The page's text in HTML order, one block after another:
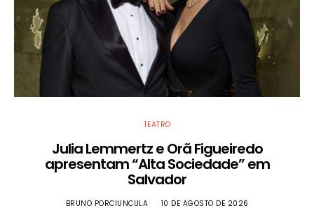
TEATRO
Julia Lemmertz e Orã Figueiredo
apresentam “Alta Sociedade” em
Salvador
BRUNO PORCIUNCULA 10 DE AGOSTO DE 2026